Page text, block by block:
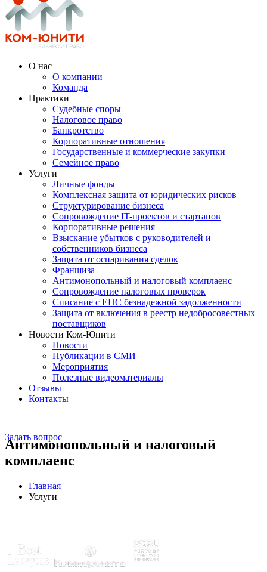
О нас
О компании
Команда
Практики
Судебные споры
Налоговое право
Банкротство
Корпоративные отношения
Государственные и коммерческие закупки
Семейное право
Услуги
Личные фонды
Комплексная защита от юридических рисков
Структурирование бизнеса
Сопровождение IT-проектов и стартапов
Корпоративные решения
Взыскание убытков с руководителей и
собственников бизнеса
Защита от оспаривания сделок
Франшиза
Антимонопольный и налоговый комплаенс
Сопровождение налоговых проверок
Списание с ЕНС безнадежной задолженности
Защита от включения в реестр недобросовестных
поставщиков
Новости Ком-Юнити
Новости
Публикации в СМИ
Мероприятия
Полезные видеоматериалы
Отзывы
Контакты
Задать вопрос
Антимонопольный и налоговый
комплаенс
Главная
Услуги